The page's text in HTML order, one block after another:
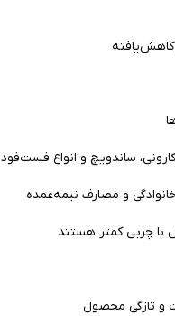
ساندویچ و انواع فست‌فود
با چربی کمتر هستند
و تازگی محصول